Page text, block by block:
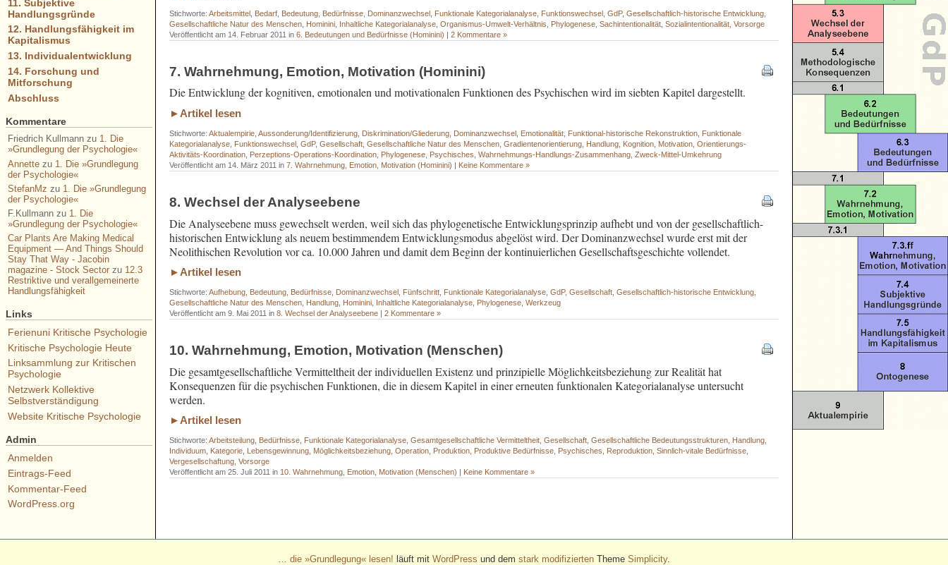
Stichworte:Arbeitsmittel Bedarf Bedeutung Bedürfnisse Dominanzwechsel Funktionale Kategorialanalyse Funktionswechsel ,GdP,Gesellschaftlich-historische Entwicklung
Gesellschaftliche Natur des Menschen Hominini Inhaltliche Kategorialanalyse ,Organismus-Umwelt-Verhältnis Phylogenese ,Sachintentionalität ,Sozialintentionalität ,Vorsorge
Veröffentlicht am 14. Februar 2011 in6. Bedeutungen und Bedürfnisse (Hominini) |2 Kommentare »
7. Wahrnehmung, Emotion, Motivation (Hominini)
Die Entwicklung der kognitiven, emotionalen und motivationalen Funktionen des Psychischen wird im siebten Kapitel dargestellt.
►Artikel lesen
Stichworte:Aktualempirie ,Aussonderung/Identifizierung Diskrimination/Gliederung Dominanzwechsel Emotionalität Funktional-historische Rekonstruktion Funktionale
Kategorialanalyse Funktionswechsel ,GdP,Gesellschaft ,Gesellschaftliche Natur des Menschen ,Gradientenorientierung Handlung Kognition Motivation ,Orientierungs-
Aktivitäts-Koordination Perzeptions-Operations-Koordination Phylogenese Psychisches ,Wahrnehmungs-Handlungs-Zusammenhang ,Zweck-Mittel-Umkehrung
Veröffentlicht am 14. März 2011 in7. Wahrnehmung, Emotion, Motivation (Hominini) | Keine Kommentare »
8. Wechsel der Analyseebene
Die Analyseebene muss gewechselt werden, weil sich das phylogenetische Entwicklungsprinzip aufhebt und von der gesellschaftlich-
historischen Entwicklung als neuem bestimmendem Entwicklungsmodus abgelöst wird. Der Dominanzwechsel wurde erst mit der
Neolithischen Revolution vor ca. 10.000 Jahren und damit dem Beginn der kontinuierlichen Gesellschaftsgeschichte vollendet.
►Artikel lesen
Stichworte:Aufhebung Bedeutung Bedürfnisse Dominanzwechsel Fünfschritt Funktionale Kategorialanalyse ,GdP,Gesellschaft ,Gesellschaftlich-historische Entwicklung
Gesellschaftliche Natur des Menschen
Handlung Hominini Inhaltliche Kategorialanalyse Phylogenese ,Werkzeug
Veröffentlicht am 9. Mai 2011 in8. Wechsel der Analyseebene |2 Kommentare »
10. Wahrnehmung, Emotion, Motivation (Menschen)
Die gesamtgesellschaftliche Vermitteltheit der individuellen Existenz und prinzipielle Möglichkeitsbeziehung zur Realität hat
Konsequenzen für die psychischen Funktionen, die in diesem Kapitel in einer erneuten funktionalen Kategorialanalyse untersucht
werden.
►Artikel lesen
Stichworte:Arbeitsteilung, Bedürfnisse, Funktionale Kategorialanalyse,Gesamtgesellschaftliche Vermitteltheit,Gesellschaft,Gesellschaftliche Bedeutungsstrukturen, Handlung,
Individuum, Kategorie, Lebensgewinnung, Möglichkeitsbeziehung,Operation, Produktion, Produktive Bedürfnisse, Psychisches, Reproduktion,Sinnlich-vitale Bedürfnisse,
Vergesellschaftung,Vorsorge
Veröffentlicht am 25. Juli 2011 in10. Wahrnehmung, Emotion, Motivation (Menschen) Keine Kommentare »
11. Subjektive
Handlungsgründe
12. Handlungsfähigkeit im
Kapitalismus
13. Individualentwicklung
14. Forschung und
Mitforschung
Abschluss
Kommentare
Friedrich Kullmannzu 1. Die
»Grundlegung der Psychologie«
Annettezu 1. Die »Grundlegung
der Psychologie«
StefanMz zu 1. Die »Grundlegung
der Psychologie«
F.Kullmannzu 1. Die
»Grundlegung der Psychologie«
Car Plants Are Making Medical
Equipment — And Things Should
Stay That Way - Jacobin
magazine - Stock Sectorzu 12.3
Restriktive und verallgemeinerte
Handlungsfähigkeit
Links
Ferienuni Kritische Psychologie
Kritische Psychologie Heute
Linksammlung zur Kritischen
Psychologie
Netzwerk Kollektive
Selbstverständigung
Website Kritische Psychologie
Admin
Anmelden
Eintrags-Feed
Kommentar-Feed
WordPress.org
… die »Grundlegung« lesen! läuft mit WordPress und dem stark modifizierten Theme Simplicity.